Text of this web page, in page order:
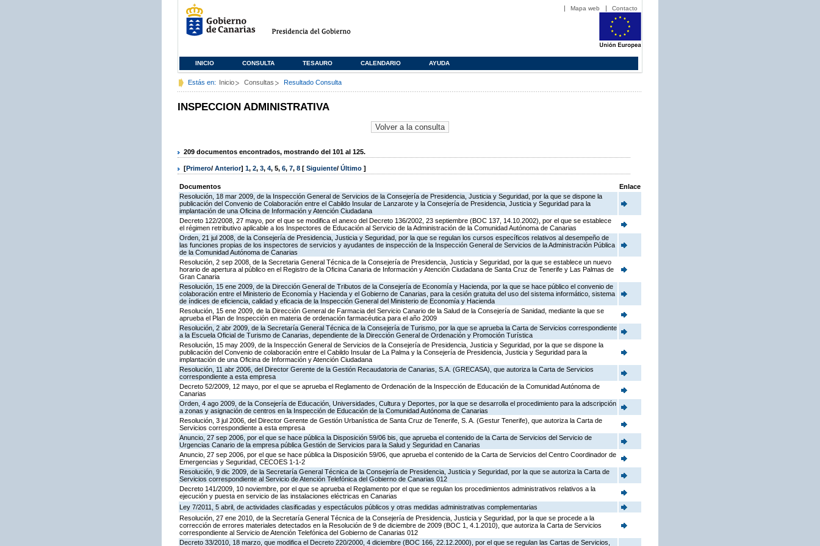
Mapa web Contacto
INICIO CONSULTA TESAURO CALENDARIO AYUDA
Estás en: Inicio Consultas Resultado Consulta
INSPECCION ADMINISTRATIVA
209 documentos encontrados, mostrando del 101 al 125.
[Primero/ Anterior] 1, 2, 3, 4, 5, 6, 7, 8 [ Siguiente/ Último ]
Documentos
Enlace
Resolución, 18 mar 2009, de la Inspección General de Servicios de la Consejería de Presidencia, Justicia y Seguridad, por la que se dispone la
publicación del Convenio de Colaboración entre el Cabildo Insular de Lanzarote y la Consejería de Presidencia, Justicia y Seguridad para la
implantación de una Oficina de Información y Atención Ciudadana
Decreto 122/2008, 27 mayo, por el que se modifica el anexo del Decreto 136/2002, 23 septiembre (BOC 137, 14.10.2002), por el que se establece
el régimen retributivo aplicable a los Inspectores de Educación al Servicio de la Administración de la Comunidad Autónoma de Canarias
Orden, 21 jul 2008, de la Consejería de Presidencia, Justicia y Seguridad, por la que se regulan los cursos específicos relativos al desempeño de
las funciones propias de los inspectores de servicios y ayudantes de inspección de la Inspección General de Servicios de la Administración Pública
de la Comunidad Autónoma de Canarias
Resolución, 2 sep 2008, de la Secretaria General Técnica de la Consejería de Presidencia, Justicia y Seguridad, por la que se establece un nuevo
horario de apertura al público en el Registro de la Oficina Canaria de Información y Atención Ciudadana de Santa Cruz de Tenerife y Las Palmas de
Gran Canaria
Resolución, 15 ene 2009, de la Dirección General de Tributos de la Consejería de Economía y Hacienda, por la que se hace público el convenio de
colaboración entre el Ministerio de Economía y Hacienda y el Gobierno de Canarias, para la cesión gratuita del uso del sistema informático, sistema
de índices de eficiencia, calidad y eficacia de la Inspección General del Ministerio de Economía y Hacienda
Resolución, 15 ene 2009, de la Dirección General de Farmacia del Servicio Canario de la Salud de la Consejería de Sanidad, mediante la que se
aprueba el Plan de Inspección en materia de ordenación farmacéutica para el año 2009
Resolución, 2 abr 2009, de la Secretaría General Técnica de la Consejería de Turismo, por la que se aprueba la Carta de Servicios correspondiente
a la Escuela Oficial de Turismo de Canarias, dependiente de la Dirección General de Ordenación y Promoción Turística
Resolución, 15 may 2009, de la Inspección General de Servicios de la Consejería de Presidencia, Justicia y Seguridad, por la que se dispone la
publicación del Convenio de colaboración entre el Cabildo Insular de La Palma y la Consejería de Presidencia, Justicia y Seguridad para la
implantación de una Oficina de Información y Atención Ciudadana
Resolución, 11 abr 2006, del Director Gerente de la Gestión Recaudatoria de Canarias, S.A. (GRECASA), que autoriza la Carta de Servicios
correspondiente a esta empresa
Decreto 52/2009, 12 mayo, por el que se aprueba el Reglamento de Ordenación de la Inspección de Educación de la Comunidad Autónoma de
Canarias
Orden, 4 ago 2009, de la Consejería de Educación, Universidades, Cultura y Deportes, por la que se desarrolla el procedimiento para la adscripción
a zonas y asignación de centros en la Inspección de Educación de la Comunidad Autónoma de Canarias
Resolución, 3 jul 2006, del Director Gerente de Gestión Urbanística de Santa Cruz de Tenerife, S. A. (Gestur Tenerife), que autoriza la Carta de
Servicios correspondiente a esta empresa
Anuncio, 27 sep 2006, por el que se hace pública la Disposición 59/06 bis, que aprueba el contenido de la Carta de Servicios del Servicio de
Urgencias Canario de la empresa pública Gestión de Servicios para la Salud y Seguridad en Canarias
Anuncio, 27 sep 2006, por el que se hace pública la Disposición 59/06, que aprueba el contenido de la Carta de Servicios del Centro Coordinador de
Emergencias y Seguridad, CECOES 1-1-2
Resolución, 9 dic 2009, de la Secretaría General Técnica de la Consejería de Presidencia, Justicia y Seguridad, por la que se autoriza la Carta de
Servicios correspondiente al Servicio de Atención Telefónica del Gobierno de Canarias 012
Decreto 141/2009, 10 noviembre, por el que se aprueba el Reglamento por el que se regulan los procedimientos administrativos relativos a la
ejecución y puesta en servicio de las instalaciones eléctricas en Canarias
Ley 7/2011, 5 abril, de actividades clasificadas y espectáculos públicos y otras medidas administrativas complementarias
Resolución, 27 ene 2010, de la Secretaría General Técnica de la Consejería de Presidencia, Justicia y Seguridad, por la que se procede a la
corrección de errores materiales detectados en la Resolución de 9 de diciembre de 2009 (BOC 1, 4.1.2010), que autoriza la Carta de Servicios
correspondiente al Servicio de Atención Telefónica del Gobierno de Canarias 012
Decreto 33/2010, 18 marzo, que modifica el Decreto 220/2000, 4 diciembre (BOC 166, 22.12.2000), por el que se regulan las Cartas de Servicios,